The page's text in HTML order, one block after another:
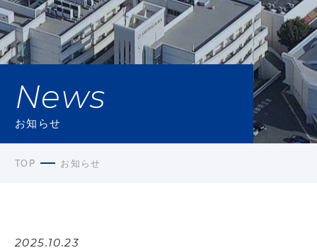
News
お知らせ
TOP お知らせ
2025.10.23